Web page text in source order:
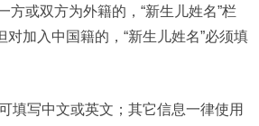
方或双方为外籍的，“新生儿姓名”栏
加入中国籍的，“新生儿姓名”必须填
填写中文或英文；其它信息一律使用